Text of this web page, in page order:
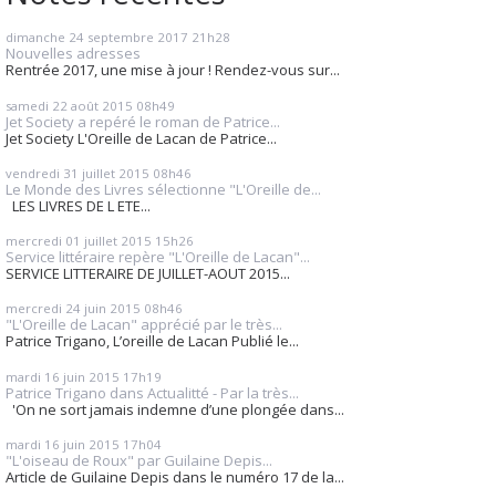
dimanche 24 septembre 2017 21h28
Nouvelles adresses
Rentrée 2017, une mise à jour ! Rendez-vous sur...
samedi 22 août 2015 08h49
Jet Society a repéré le roman de Patrice...
Jet Society L'Oreille de Lacan de Patrice...
vendredi 31 juillet 2015 08h46
Le Monde des Livres sélectionne "L'Oreille de...
LES LIVRES DE L ETE...
mercredi 01 juillet 2015 15h26
Service littéraire repère "L'Oreille de Lacan"...
SERVICE LITTERAIRE DE JUILLET-AOUT 2015...
mercredi 24 juin 2015 08h46
"L'Oreille de Lacan" apprécié par le très...
Patrice Trigano, L’oreille de Lacan Publié le...
mardi 16 juin 2015 17h19
Patrice Trigano dans Actualitté - Par la très...
'On ne sort jamais indemne d’une plongée dans...
mardi 16 juin 2015 17h04
"L'oiseau de Roux" par Guilaine Depis...
Article de Guilaine Depis dans le numéro 17 de la...